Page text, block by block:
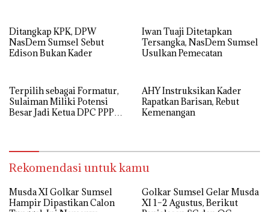
Ditangkap KPK, DPW
NasDem Sumsel Sebut
Edison Bukan Kader
Iwan Tuaji Ditetapkan
Tersangka, NasDem Sumsel
Usulkan Pemecatan
Terpilih sebagai Formatur,
Sulaiman Miliki Potensi
Besar Jadi Ketua DPC PPP
AHY Instruksikan Kader
Rapatkan Barisan, Rebut
Kemenangan
Rekomendasi untuk kamu
Musda XI Golkar Sumsel
Hampir Dipastikan Calon
Golkar Sumsel Gelar Musda
XI 1–2 Agustus, Berikut